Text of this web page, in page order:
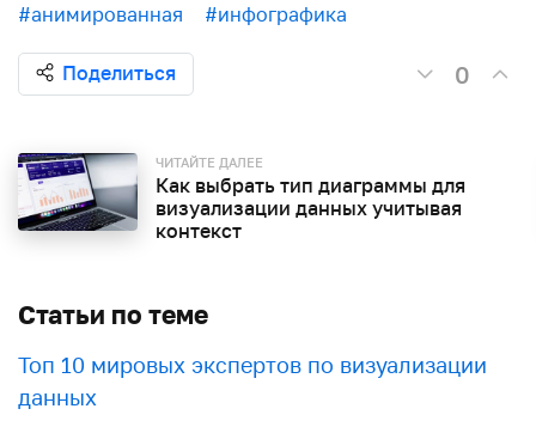
#анимированная #инфографика
Поделиться 0
ЧИТАЙТЕ ДАЛЕЕ
Как выбрать тип диаграммы для
визуализации данных учитывая
контекст
Статьи по теме
Топ 10 мировых экспертов по визуализации
данных